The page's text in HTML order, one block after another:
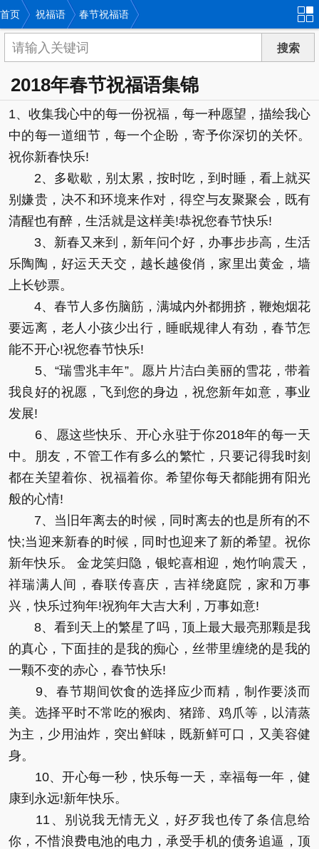
首页 祝福语 春节祝福语
2018年春节祝福语集锦
1、收集我心中的每一份祝福，每一种愿望，描绘我心
中的每一道细节，每一个企盼，寄予你深切的关怀。
祝你新春快乐!
2、多歇歇，别太累，按时吃，到时睡，看上就买
别嫌贵，决不和环境来作对，得空与友聚聚会，既有
清醒也有醉，生活就是这样美!恭祝您春节快乐!
3、新春又来到，新年问个好，办事步步高，生活
乐陶陶，好运天天交，越长越俊俏，家里出黄金，墙
上长钞票。
4、春节人多伤脑筋，满城内外都拥挤，鞭炮烟花
要远离，老人小孩少出行，睡眠规律人有劲，春节怎
能不开心!祝您春节快乐!
5、“瑞雪兆丰年”。愿片片洁白美丽的雪花，带着
我良好的祝愿，飞到您的身边，祝您新年如意，事业
发展!
6、愿这些快乐、开心永驻于你2018年的每一天
中。朋友，不管工作有多么的繁忙，只要记得我时刻
都在关望着你、祝福着你。希望你每天都能拥有阳光
般的心情!
7、当旧年离去的时候，同时离去的也是所有的不
快;当迎来新春的时候，同时也迎来了新的希望。祝你
新年快乐。 金龙笑归隐，银蛇喜相迎，炮竹响震天，
祥瑞满人间，春联传喜庆，吉祥绕庭院，家和万事
兴，快乐过狗年!祝狗年大吉大利，万事如意!
8、看到天上的繁星了吗，顶上最大最亮那颗是我
的真心，下面挂的是我的痴心，丝带里缠绕的是我的
一颗不变的赤心，春节快乐!
9、春节期间饮食的选择应少而精，制作要淡而
美。选择平时不常吃的猴肉、猪蹄、鸡爪等，以清蒸
为主，少用油炸，突出鲜味，既新鲜可口，又美容健
身。
10、开心每一秒，快乐每一天，幸福每一年，健
康到永远!新年快乐。
11、别说我无情无义，好歹我也传了条信息给
你，不惜浪费电池的电力，承受手机的债务追逼，顶